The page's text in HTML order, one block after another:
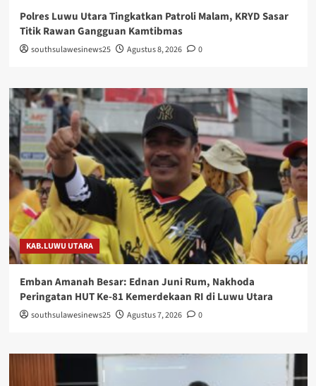
Polres Luwu Utara Tingkatkan Patroli Malam, KRYD Sasar
Titik Rawan Gangguan Kamtibmas
southsulawesinews25 Agustus 8, 2026 0
KAB.LUWU UTARA
Emban Amanah Besar: Ednan Juni Rum, Nakhoda
Peringatan HUT Ke-81 Kemerdekaan RI di Luwu Utara
southsulawesinews25 Agustus 7, 2026 0